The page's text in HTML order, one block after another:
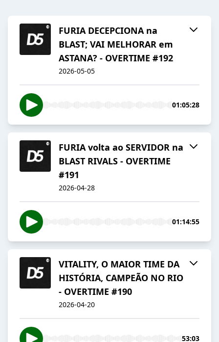
FURIA DECEPCIONA na
BLAST; VAI MELHORAR em
ASTANA? - OVERTIME #192
2026-05-05
01:05:28
FURIA volta ao SERVIDOR na
BLAST RIVALS - OVERTIME
#191
2026-04-28
01:14:55
VITALITY, O MAIOR TIME DA
HISTÓRIA, CAMPEÃO NO RIO
- OVERTIME #190
2026-04-20
53:03